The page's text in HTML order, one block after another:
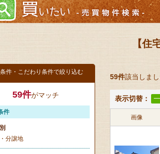
【住
59件該当しまし
表示切替：
画像
件・こだわり条件で絞り込む
59件がマッチ
件
分譲地